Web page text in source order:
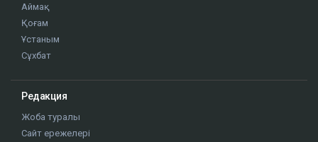
Аймақ
Қоғам
Ұстаным
Сұхбат
Редакция
Жоба туралы
Сайт ережелері